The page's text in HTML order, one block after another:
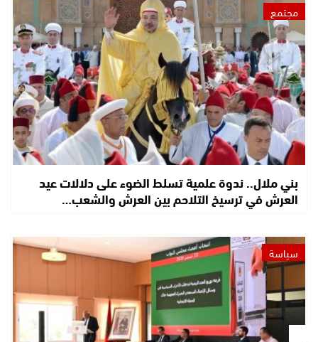
مجتمع
بني ملال.. ندوة علمية تسلط الضوء على دلالات عيد
العرش في ترسيخ التلاحم بين العرش والشعب…
سياسة